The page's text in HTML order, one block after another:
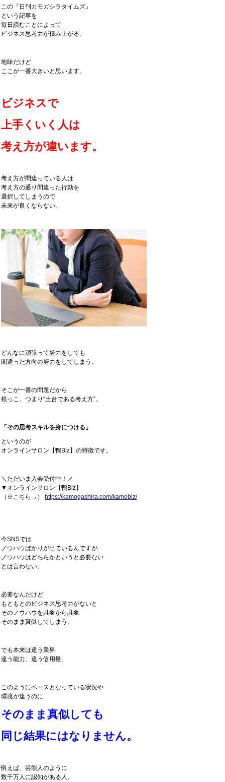
この『日刊カモガシラタイムズ』
という記事を
毎日読むことによって
ビジネス思考力が積み上がる。
地味だけど
ここが一番大きいと思います。
ビジネスで
上手くいく人は
考え方が違います。
考え方が間違っている人は
考え方の通り間違った行動を
選択してしまうので
未来が良くならない。
どんなに頑張って努力をしても
間違った方向の努力をしてしまう。
そこが一番の問題だから
根っこ、つまり“土台である考え方”。
「その思考スキルを身につける」
というのが
オンラインサロン【鴨Biz】の特徴です。
＼ただいま入会受付中！／
▼オンラインサロン【鴨Biz】
（※こちら→） https://kamogashira.com/kamobiz/
今SNSでは
ノウハウばかりが出ているんですが
ノウハウはどちらかというと必要ない
とは言わない。
必要なんだけど
もともとのビジネス思考力がないと
そのノウハウを具象から具象
そのまま真似してしまう。
でも本来は違う業界
違う能力、違う信用量。
このようにベースとなっている状況や
環境が違うのに
そのまま真似しても
同じ結果にはなりません。
例えば、芸能人のように
数千万人に認知がある人、